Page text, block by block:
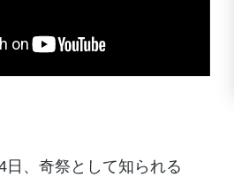
日、奇祭として知られる